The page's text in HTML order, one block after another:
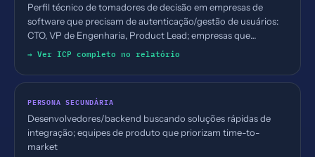
Perfil técnico de tomadores de decisão em empresas de
software que precisam de autenticação/gestão de usuários:
CTO, VP de Engenharia, Product Lead; empresas que
desenvolvem apps com React/Next.js/Remix
→ Ver ICP completo no relatório
PERSONA SECUNDÁRIA
Desenvolvedores/backend buscando soluções rápidas de
integração; equipes de produto que priorizam time-to-
market